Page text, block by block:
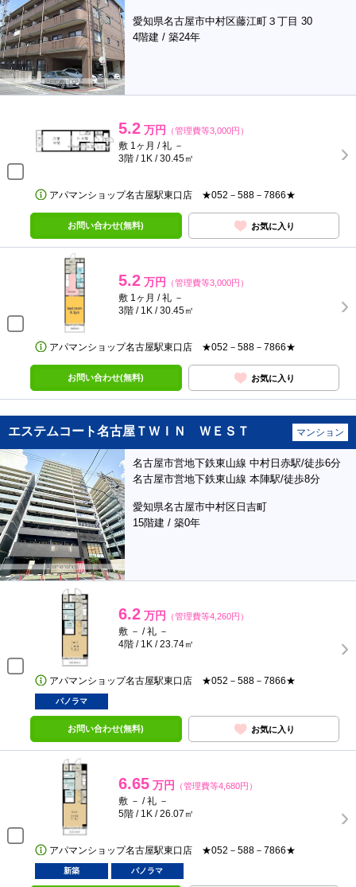
愛知県名古屋市中村区藤江町３丁目 30
4階建 / 築24年
5.2 万円 （管理費等3,000円）
敷 1ヶ月 / 礼 －
3階 / 1K / 30.45㎡
アパマンショップ名古屋駅東口店 ★052－588－7866★
お問い合わせ(無料) お気に入り
5.2 万円 （管理費等3,000円）
敷 1ヶ月 / 礼 －
3階 / 1K / 30.45㎡
アパマンショップ名古屋駅東口店 ★052－588－7866★
お問い合わせ(無料) お気に入り
エステムコート名古屋ＴＷＩＮ ＷＥＳＴ マンション
名古屋市営地下鉄東山線 中村日赤駅/徒歩6分
名古屋市営地下鉄東山線 本陣駅/徒歩8分
愛知県名古屋市中村区日吉町
15階建 / 築0年
6.2 万円 （管理費等4,260円）
敷 － / 礼 －
4階 / 1K / 23.74㎡
アパマンショップ名古屋駅東口店 ★052－588－7866★
パノラマ
お問い合わせ(無料) お気に入り
6.65 万円 （管理費等4,680円）
敷 － / 礼 －
5階 / 1K / 26.07㎡
アパマンショップ名古屋駅東口店 ★052－588－7866★
新築 パノラマ